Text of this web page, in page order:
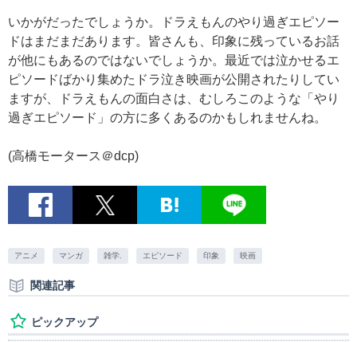
いかがだったでしょうか。ドラえもんのやり過ぎエピソー
ドはまだまだあります。皆さんも、印象に残っているお話
が他にもあるのではないでしょうか。最近では泣かせるエ
ピソードばかり集めたドラ泣き映画が公開されたりしてい
ますが、ドラえもんの面白さは、むしろこのような「やり
過ぎエピソード」の方に多くあるのかもしれませんね。
(高橋モータース＠dcp)
アニメ マンガ 雑学. エピソード 印象 映画
関連記事
ピックアップ